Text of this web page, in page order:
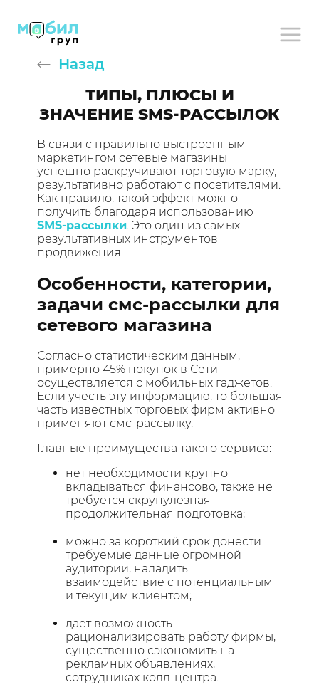
Назад
ТИПЫ, ПЛЮСЫ И
ЗНАЧЕНИЕ SMS-РАССЫЛОК
В связи с правильно выстроенным
маркетингом сетевые магазины
успешно раскручивают торговую марку,
результативно работают с посетителями.
Как правило, такой эффект можно
получить благодаря использованию
SMS-рассылки. Это один из самых
результативных инструментов
продвижения.
Особенности, категории,
задачи смс-рассылки для
сетевого магазина
Согласно статистическим данным,
примерно 45% покупок в Сети
осуществляется с мобильных гаджетов.
Если учесть эту информацию, то большая
часть известных торговых фирм активно
применяют смс-рассылку.
Главные преимущества такого сервиса:
нет необходимости крупно
вкладываться финансово, также не
требуется скрупулезная
продолжительная подготовка;
можно за короткий срок донести
требуемые данные огромной
аудитории, наладить
взаимодействие с потенциальным
и текущим клиентом;
дает возможность
рационализировать работу фирмы,
существенно сэкономить на
рекламных объявлениях,
сотрудниках колл-центра.